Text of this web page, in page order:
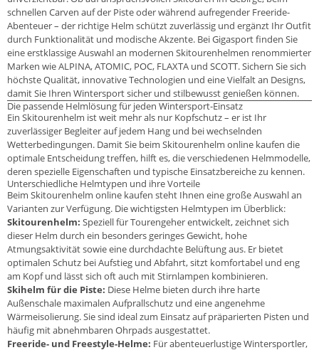
schnellen Carven auf der Piste oder während aufregender Freeride-
Abenteuer – der richtige Helm schützt zuverlässig und ergänzt Ihr Outfit
durch Funktionalität und modische Akzente. Bei Gigasport finden Sie
eine erstklassige Auswahl an modernen Skitourenhelmen renommierter
Marken wie ALPINA, ATOMIC, POC, FLAXTA und SCOTT. Sichern Sie sich
höchste Qualität, innovative Technologien und eine Vielfalt an Designs,
damit Sie Ihren Wintersport sicher und stilbewusst genießen können.
Die passende Helmlösung für jeden Wintersport-Einsatz
Ein Skitourenhelm ist weit mehr als nur Kopfschutz – er ist Ihr
zuverlässiger Begleiter auf jedem Hang und bei wechselnden
Wetterbedingungen. Damit Sie beim Skitourenhelm online kaufen die
optimale Entscheidung treffen, hilft es, die verschiedenen Helmmodelle,
deren spezielle Eigenschaften und typische Einsatzbereiche zu kennen.
Unterschiedliche Helmtypen und ihre Vorteile
Beim Skitourenhelm online kaufen steht Ihnen eine große Auswahl an
Varianten zur Verfügung. Die wichtigsten Helmtypen im Überblick:
Skitourenhelm: Speziell für Tourengeher entwickelt, zeichnet sich
dieser Helm durch ein besonders geringes Gewicht, hohe
Atmungsaktivität sowie eine durchdachte Belüftung aus. Er bietet
optimalen Schutz bei Aufstieg und Abfahrt, sitzt komfortabel und eng
am Kopf und lässt sich oft auch mit Stirnlampen kombinieren.
Skihelm für die Piste: Diese Helme bieten durch ihre harte
Außenschale maximalen Aufprallschutz und eine angenehme
Wärmeisolierung. Sie sind ideal zum Einsatz auf präparierten Pisten und
häufig mit abnehmbaren Ohrpads ausgestattet.
Freeride- und Freestyle-Helme: Für abenteuerlustige Wintersportler,